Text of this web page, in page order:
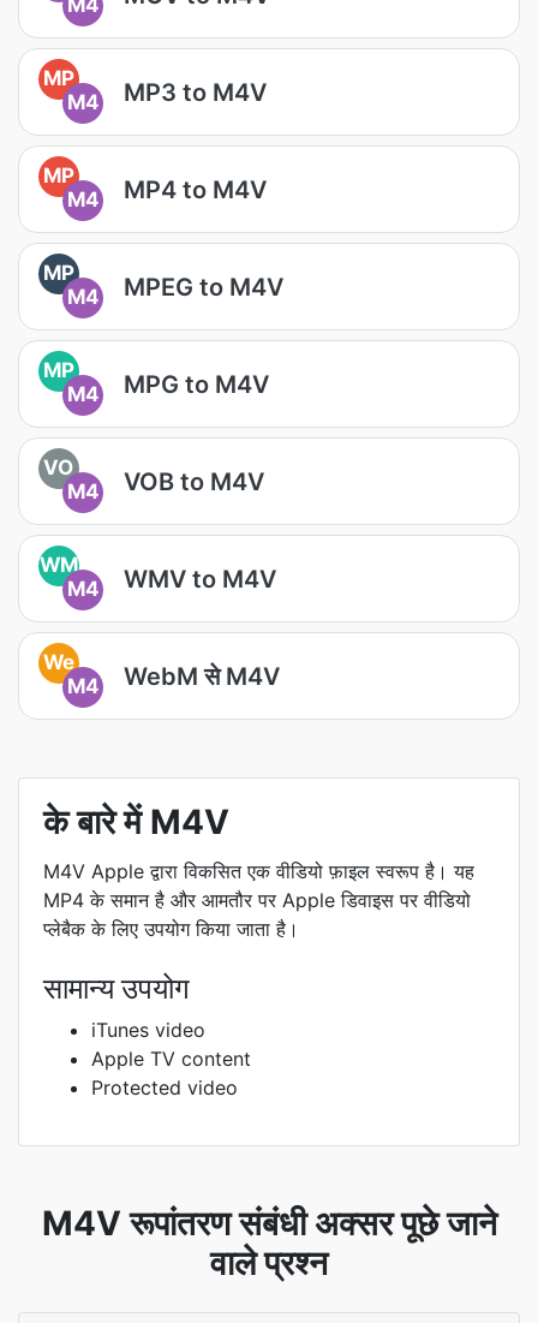
M4
MP
M4
MP3 to M4V
MP
M4
MP4 to M4V
MP
M4
MPEG to M4V
MP
M4
MPG to M4V
VO
M4
VOB to M4V
WM
M4
WMV to M4V
We
M4
WebM से M4V
के बारे में M4V
M4V Apple द्वारा विकसित एक वीडियो फ़ाइल स्वरूप है। यह
MP4 के समान है और आमतौर पर Apple डिवाइस पर वीडियो
प्लेबैक के लिए उपयोग किया जाता है।
सामान्य उपयोग
iTunes video
Apple TV content
Protected video
M4V रूपांतरण संबंधी अक्सर पूछे जाने
वाले प्रश्न